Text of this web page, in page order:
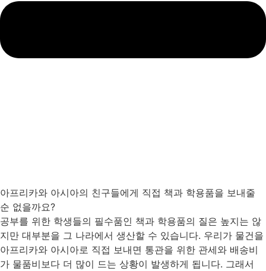
아프리카와 아시아의 친구들에게 직접 책과 학용품을 보내줄
순 없을까요?
공부를 위한 학생들의 필수품인 책과 학용품의 질은 높지는 않
지만 대부분을 그 나라에서 생산할 수 있습니다. 우리가 물건을
아프리카와 아시아로 직접 보내면 통관을 위한 관세와 배송비
가 물품비보다 더 많이 드는 상황이 발생하게 됩니다. 그래서